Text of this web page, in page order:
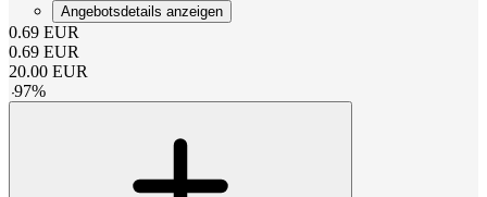
Angebotsdetails anzeigen
0.69 EUR
0.69 EUR
20.00 EUR
-97%